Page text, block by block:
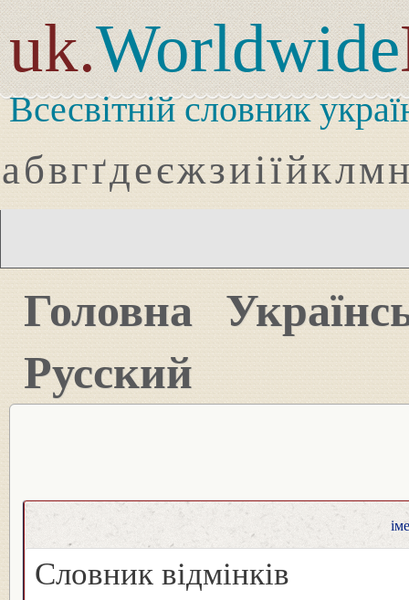
uk.Worldwide
Всесвітній словник
абвгґдеєжзиіїйклмн
Головна
Русский
Словник відмінків